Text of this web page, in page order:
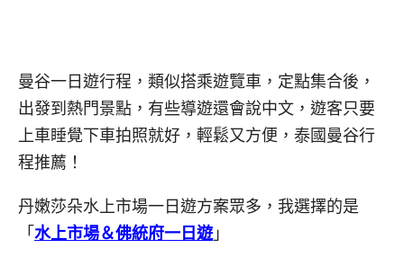
曼谷一日遊行程，類似搭乘遊覽車，定點集合後，
出發到熱門景點，有些導遊還會說中文，遊客只要
上車睡覺下車拍照就好，輕鬆又方便，泰國曼谷行
程推薦！
丹嫩莎朵水上市場一日遊方案眾多，我選擇的是
「 水上市場＆佛統府一日遊 」